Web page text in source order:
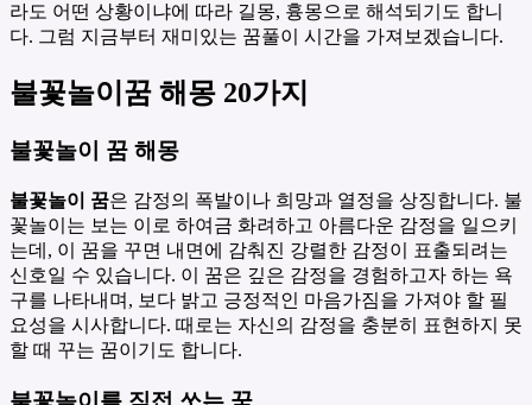
라도 어떤 상황이냐에 따라 길몽, 흉몽으로 해석되기도 합니
다. 그럼 지금부터 재미있는 꿈풀이 시간을 가져보겠습니다.
불꽃놀이꿈 해몽 20가지
불꽃놀이 꿈 해몽
불꽃놀이 꿈은 감정의 폭발이나 희망과 열정을 상징합니다. 불
꽃놀이는 보는 이로 하여금 화려하고 아름다운 감정을 일으키
는데, 이 꿈을 꾸면 내면에 감춰진 강렬한 감정이 표출되려는
신호일 수 있습니다. 이 꿈은 깊은 감정을 경험하고자 하는 욕
구를 나타내며, 보다 밝고 긍정적인 마음가짐을 가져야 할 필
요성을 시사합니다. 때로는 자신의 감정을 충분히 표현하지 못
할 때 꾸는 꿈이기도 합니다.